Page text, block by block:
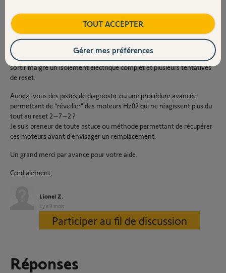
eux-mêmes ne sont pas en sécurité thermique (ils n’ont pas bougé
depuis plusieurs jours et certains sont restés hors tension plus d’une
heure).
Ils semblent néanmoins bloqués dans un état interne (mode
annulation non finalisé ? firmware figé ?) dont je ne parviens pas à les
sortir malgré un isolement électrique complet et plusieurs tentatives
de reset.
Auriez-vous des pistes de diagnostic ou une procédure avancée
permettant de “réveiller” des moteurs Hz02 qui ne réagissent plus du
tout au reset 2–7–2 ?
Je suis preneur de toute astuce ou méthode permettant de récupérer
ces moteurs avant d’envisager un remplacement.
Un grand merci par avance pour votre aide.
Cordialement,
Lionel Z.
il y a 9 mois
Participer au fil de discussion
Réponses
TOUT ACCEPTER
Gérer mes préférences